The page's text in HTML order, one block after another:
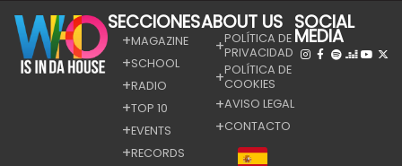
SECCIONES
MAGAZINE
SCHOOL
RADIO
TOP 10
EVENTS
RECORDS
ABOUT US
POLÍTICA DE
PRIVACIDAD
POLÍTICA DE
COOKIES
AVISO LEGAL
CONTACTO
SOCIAL
MEDIA